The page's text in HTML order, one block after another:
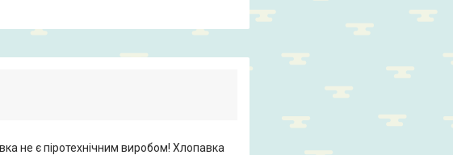
не є піротехнічним виробом! Хлопавка